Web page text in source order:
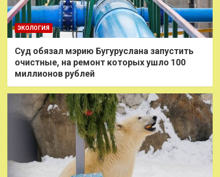
ЭКОЛОГИЯ
Суд обязал мэрию Бугуруслана запустить
очистные, на ремонт которых ушло 100
миллионов рублей